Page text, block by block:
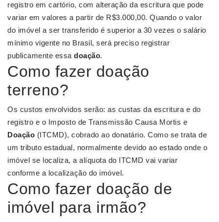
registro em cartório, com alteração da escritura que pode
variar em valores a partir de R$3.000,00. Quando o valor
do imóvel a ser transferido é superior a 30 vezes o salário
mínimo vigente no Brasil, será preciso registrar
publicamente essa doação.
Como fazer doação
terreno?
Os custos envolvidos serão: as custas da escritura e do
registro e o Imposto de Transmissão Causa Mortis e
Doação (ITCMD), cobrado ao donatário. Como se trata de
um tributo estadual, normalmente devido ao estado onde o
imóvel se localiza, a alíquota do ITCMD vai variar
conforme a localização do imóvel.
Como fazer doação de
imóvel para irmão?